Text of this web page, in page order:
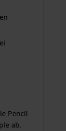
Pencil
ab.